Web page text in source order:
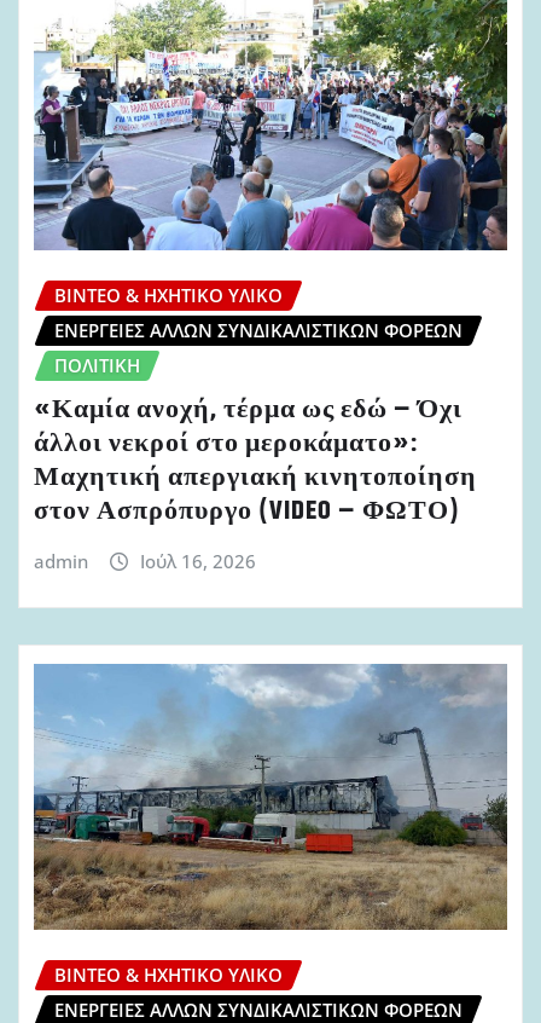
ΒΊΝΤΕΟ & ΗΧΗΤΙΚΌ ΥΛΙΚΌ
ΕΝΈΡΓΕΙΕΣ ΆΛΛΩΝ ΣΥΝΔΙΚΑΛΙΣΤΙΚΏΝ ΦΟΡΈΩΝ
ΠΟΛΙΤΙΚΉ
«Καμία ανοχή, τέρμα ως εδώ – Όχι
άλλοι νεκροί στο μεροκάματο»:
Μαχητική απεργιακή κινητοποίηση
στον Ασπρόπυργο (VIDEO – ΦΩΤΟ)
admin Ιούλ 16, 2026
ΒΊΝΤΕΟ & ΗΧΗΤΙΚΌ ΥΛΙΚΌ
ΕΝΈΡΓΕΙΕΣ ΆΛΛΩΝ ΣΥΝΔΙΚΑΛΙΣΤΙΚΏΝ ΦΟΡΈΩΝ